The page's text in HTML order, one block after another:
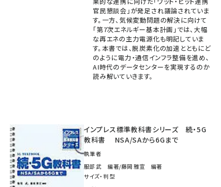
官民懇談会」が発足され議論されていま
す。一方、気候変動問題の解決に向けて
「第7次エネルギー基本計画」では、大幅
な再エネの主力電源化も明記していま
す。本書では、脱炭素化の加速とともにど
のように電力・通信インフラ整備を進め、
AI時代のデータセンターを実現するのか
読み解いていきます。
インプレス標準教科書シリーズ 続・5G
教科書 NSA/SAから6Gまで
執筆者
服部 武 編著/藤岡 雅宣 編著
サイズ・判型